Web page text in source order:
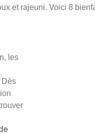
et rajeuni. Voici 8
les
Dès